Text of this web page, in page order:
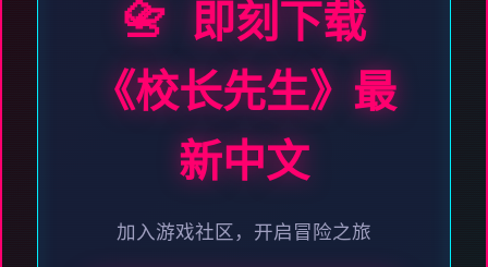
📇 即刻下载
《校长先生》最
新中文
加入游戏社区，开启冒险之旅